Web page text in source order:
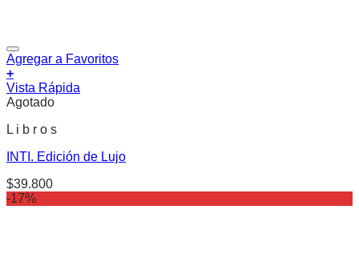
Agregar a Favoritos
+
Vista Rápida
Agotado
L i b r o s
INTI. Edición de Lujo
$39.800
-17%